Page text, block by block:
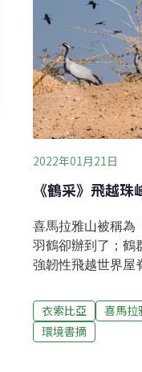
2022年01月21日
《鶴采》飛越
喜馬拉雅山被稱為
羽鶴卻辦到了；鶴
強韌性飛越世界屋
（Khichan）。蓑
羽鶴，有位耆那教
那教的護生教義，
衣索比亞 喜馬拉
環境書摘